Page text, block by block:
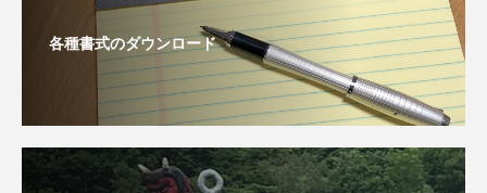
各種書式のダウンロード